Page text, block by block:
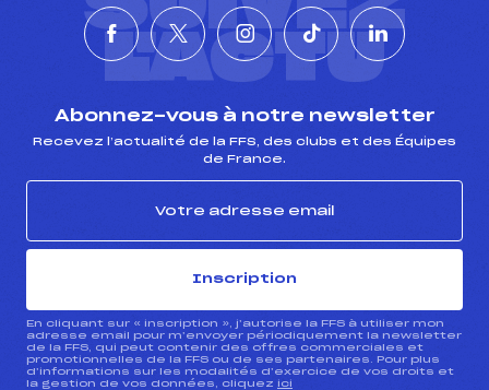
L'ACTU
Abonnez-vous à notre newsletter
Recevez l’actualité de la FFS, des clubs et des Équipes
de France.
Inscription
En cliquant sur « inscription », j’autorise la FFS à utiliser mon
adresse email pour m’envoyer périodiquement la newsletter
de la FFS, qui peut contenir des offres commerciales et
promotionnelles de la FFS ou de ses partenaires. Pour plus
d’informations sur les modalités d’exercice de vos droits et
la gestion de vos données, cliquez ici